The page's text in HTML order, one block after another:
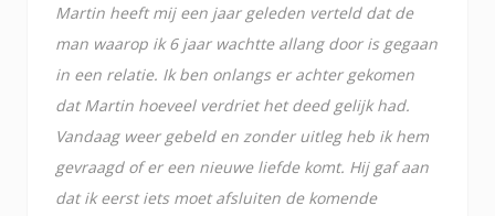
Martin heeft mij een jaar geleden verteld dat de
man waarop ik 6 jaar wachtte allang door is gegaan
in een relatie. Ik ben onlangs er achter gekomen
dat Martin hoeveel verdriet het deed gelijk had.
Vandaag weer gebeld en zonder uitleg heb ik hem
gevraagd of er een nieuwe liefde komt. Hij gaf aan
dat ik eerst iets moet afsluiten de komende